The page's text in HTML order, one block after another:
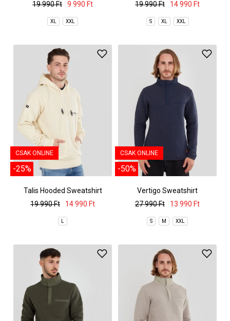
19 990 Ft 9 990 Ft
XL XXL
19 990 Ft 14 990 Ft
S XL XXL
CSAK ONLINE
-25%
Talis Hooded Sweatshirt
19 990 Ft
14 990 Ft
L
CSAK ONLINE
-50%
Vertigo Sweatshirt
27 990 Ft
13 990 Ft
S M XXL